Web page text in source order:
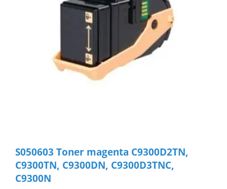
S050603 Toner magenta C9300D2TN,
C9300TN, C9300DN, C9300D3TNC,
C9300N